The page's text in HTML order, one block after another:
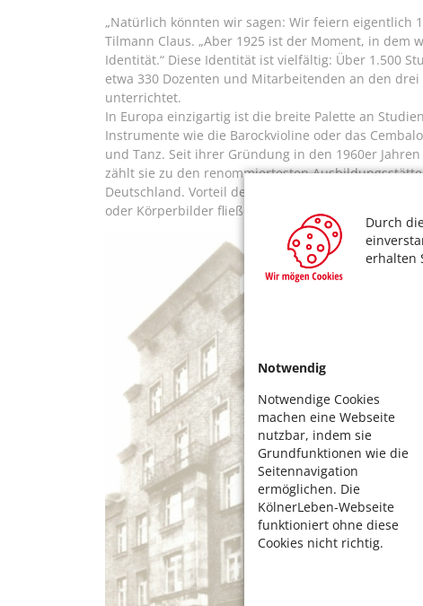
Durch
erhalten
Notwendig
Notwendige Cookies
machen eine Webseite
nutzbar, indem sie
Grundfunktionen wie die
Seitennavigation
ermöglichen. Die
KölnerLeben-Webseite
funktioniert ohne diese
Cookies nicht richtig.
„Natürlich könnten wir sagen: Wir feiern eigentlich
Tilmann Claus. „Aber 1925 ist der Moment, in
Identität.“ Diese Identität ist vielfältig: Über 1.500
etwa 330 Dozenten und Mitarbeitenden an den
unterrichtet.
In Europa einzigartig ist die breite Palette an
Instrumente wie die Barockvioline oder das
und Tanz. Seit ihrer Gründung in den 1960er
zählt sie zu den renommiertesten
Deutschland. Vorteil des Standortes im liberalen
oder Körperbilder fließen in die Ausbildung ein.